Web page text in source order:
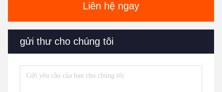
Liên hệ ngay
gửi thư cho chúng tôi